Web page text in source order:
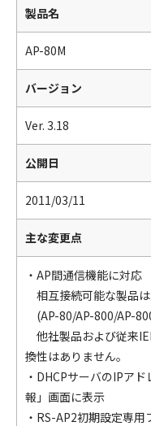
製品名
AP-80M
バージョン
Ver. 3.18
公開日
2011/03/11
主な変更点
・AP間通信機能に対応
相互接続可能な製品
(AP-80/AP-800/AP-
他社製品および従来
換性はありません。
・DHCPサーバのIPア
報」画面に表示
・RS-AP2初期設定専